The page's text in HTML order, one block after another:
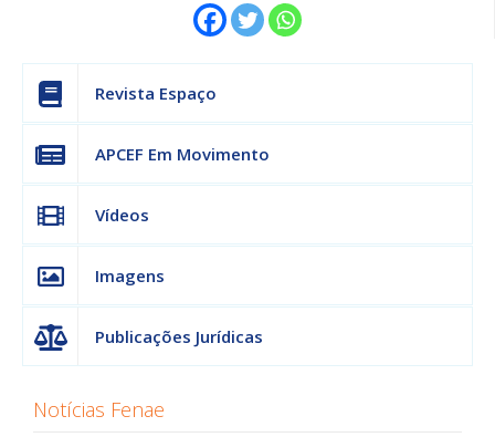
Revista Espaço
APCEF Em Movimento
Vídeos
Imagens
Publicações Jurídicas
Notícias Fenae